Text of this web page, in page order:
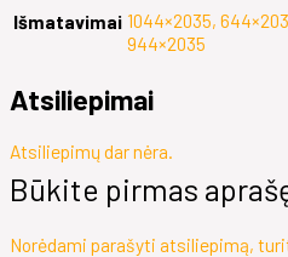
Išmatavimai 1044×2035,
944×2035
Atsiliepimai
Atsiliepimų dar nėra.
Būkite pirmas
Norėdami parašyti atsiliepimą,